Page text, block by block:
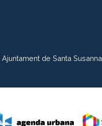
Ajuntament de Santa Susanna